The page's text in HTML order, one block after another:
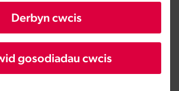
Derbyn cwcis
gosodiadau cwcis
Datblygu